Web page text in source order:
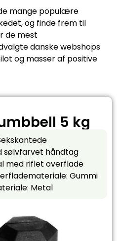
mange populære
og finde frem til
de mest
danske webshops
og masser af positive
5 kg
sølvfarvet håndtag
med riflet overflade
Gummi
Metal